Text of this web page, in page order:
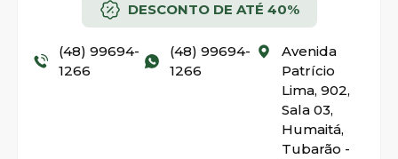
DESCONTO DE ATÉ 40%
(48) 99694-
1266
(48) 99694-
1266
Avenida
Patrício
Lima, 902,
Sala 03,
Humaitá,
Tubarão -